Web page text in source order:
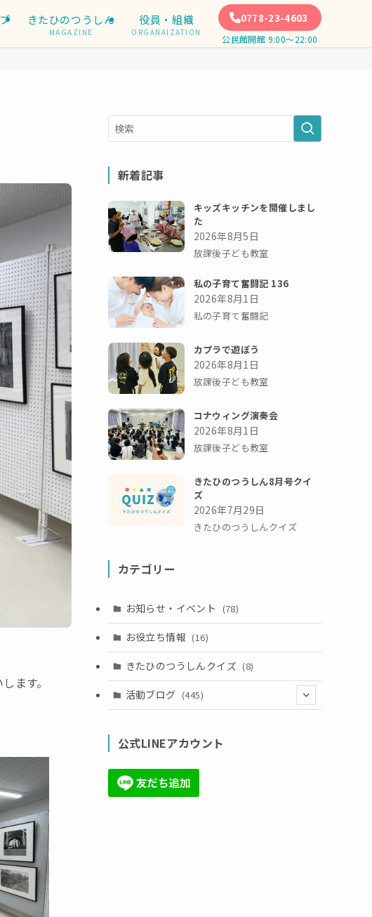
きたひのつうしん
MAGAZINE
役員・組織
ORGANAIZATION
0778-23-4603
公民館開館 9:00〜22:00
ます。
新着記事
キッズキッチンを開催しまし
た
2026年8月5日
放課後子ども教室
私の子育て奮闘記 136
2026年8月1日
私の子育て奮闘記
カプラで遊ぼう
2026年8月1日
放課後子ども教室
コナウィング演奏会
2026年8月1日
放課後子ども教室
きたひのつうしん8月号クイ
ズ
2026年7月29日
きたひのつうしんクイズ
カテゴリー
お知らせ・イベント (78)
お役立ち情報 (16)
きたひのつうしんクイズ (8)
活動ブログ (445)
(71)
公式LINEアカウント